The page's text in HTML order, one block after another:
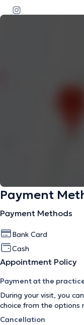
Payment
Payment Methods
Bank Card
Cash
Appointment Policy
Payment at the
During your visit, you
choice from the options
Cancellation